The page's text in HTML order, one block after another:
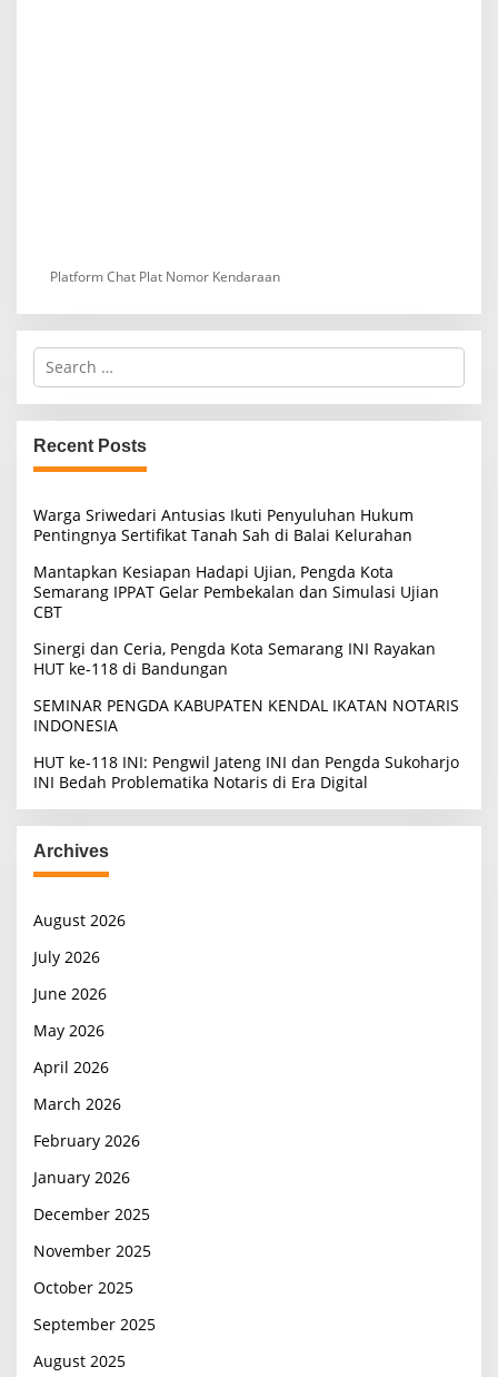
Platform Chat Plat Nomor Kendaraan
S
r
c
h
f
r
:
Recent Posts
Warga Sriwedari Antusias Ikuti Penyuluhan Hukum
Pentingnya Sertifikat Tanah Sah di Balai Kelurahan
Mantapkan Kesiapan Hadapi Ujian, Pengda Kota
Semarang IPPAT Gelar Pembekalan dan Simulasi Ujian
CBT
Sinergi dan Ceria, Pengda Kota Semarang INI Rayakan
HUT ke-118 di Bandungan
SEMINAR PENGDA KABUPATEN KENDAL IKATAN NOTARIS
INDONESIA
HUT ke-118 INI: Pengwil Jateng INI dan Pengda Sukoharjo
INI Bedah Problematika Notaris di Era Digital
Archives
August 2026
July 2026
June 2026
May 2026
April 2026
March 2026
February 2026
January 2026
December 2025
November 2025
October 2025
September 2025
August 2025